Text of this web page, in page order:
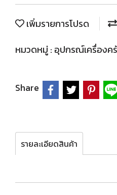
เพิ่มรายการโปรด
หมวดหมู่ : อุปกรณ์เครื่องค
Share
รายละเอียดสินค้า